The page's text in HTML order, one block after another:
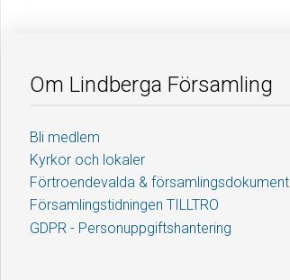
Om Lindberga Församling
Bli medlem
Kyrkor och lokaler
Förtroendevalda & församlingsdokument
Församlingstidningen TILLTRO
GDPR - Personuppgiftshantering